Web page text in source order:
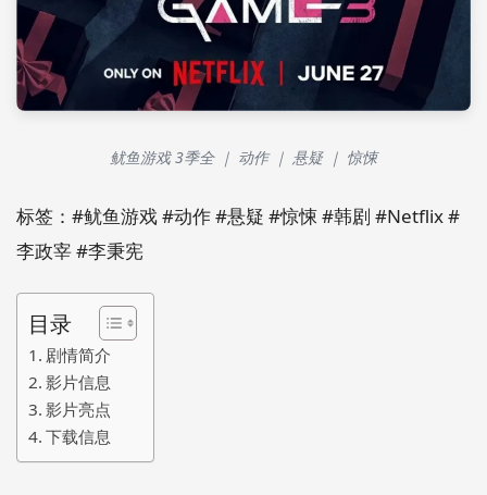
鱿鱼游戏 3季全 ｜ 动作 ｜ 悬疑 ｜ 惊悚
标签：#鱿鱼游戏 #动作 #悬疑 #惊悚 #韩剧 #Netflix #
李政宰 #李秉宪
目录
剧情简介
影片信息
影片亮点
下载信息